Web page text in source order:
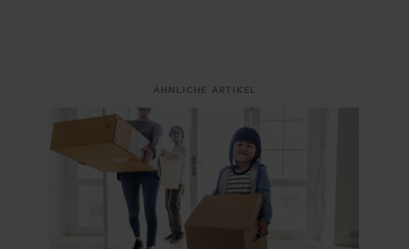
ÄHNLICHE ARTIKEL